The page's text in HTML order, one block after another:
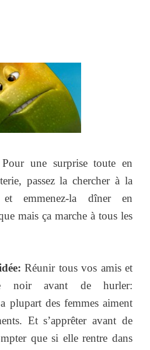
Pour une surprise toute en
passez la chercher à la
emmenez-la dîner en
mais ça marche à tous les
Réunir tous vos amis et
noir avant de hurler:
plupart des femmes aiment
Et s’apprêter avant de
que si elle rentre dans